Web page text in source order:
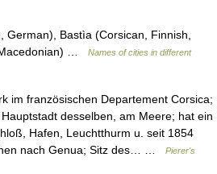
Bastìa (Corsican, Finnish,
…
Names of cities in different
im französischen Departement Corsica;
desselben, am Meere; hat ein
Hafen, Leuchtthurm u. seit 1854
nach Genua; Sitz des… …
Pierer's